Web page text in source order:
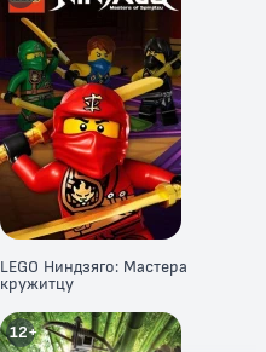
LEGO Ниндзяго: Мастера
кружитцу
12+